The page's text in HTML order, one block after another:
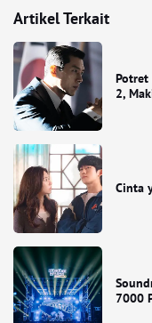
Artikel Terkait
Potret
2,
Cinta
7000